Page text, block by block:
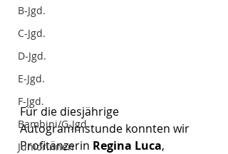
B-Jgd.
C-Jgd.
D-Jgd.
E-Jgd.
F-Jgd.
Bambini/G-Jgd.
Juniorinnen
Für die diesjährige
Autogrammstunde konnten wir
Profitänzerin Regina Luca,